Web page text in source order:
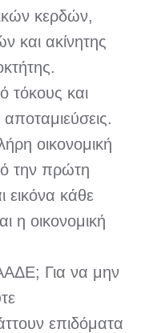
κερδών,
και ακίνητης
τόκους και
οικονομική
την πρώτη
εικόνα κάθε
η οικονομική
Για να μην
επιδόματα